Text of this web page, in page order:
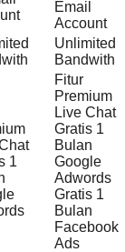
Email
Account
Unlimited
Bandwith
1
Fitur
Premium
Live Chat
Gratis 1
Bulan
Google
Adwords
Gratis 1
Bulan
Facebook
Ads